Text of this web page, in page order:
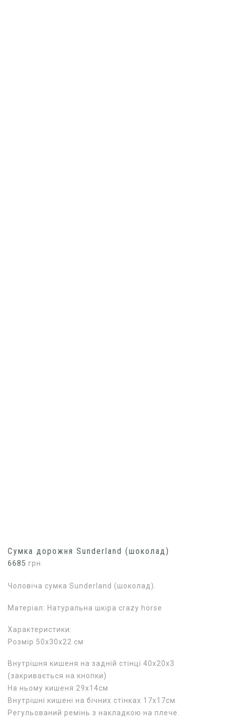
Сумка дорожня Sunderland (шоколад)
6685 грн.
Чоловіча сумка Sunderland (шоколад).
Матеріал: Натуральна шкіра crazy horse
Характеристики:
Розмір 50х30х22 см
Внутрішня кишеня на задній стінці 40х20х3
(закривається на кнопки)
На ньому кишеня 29х14см
Внутрішні кишені на бічних стінках 17х17см
Регульований ремінь з накладкою на плече.